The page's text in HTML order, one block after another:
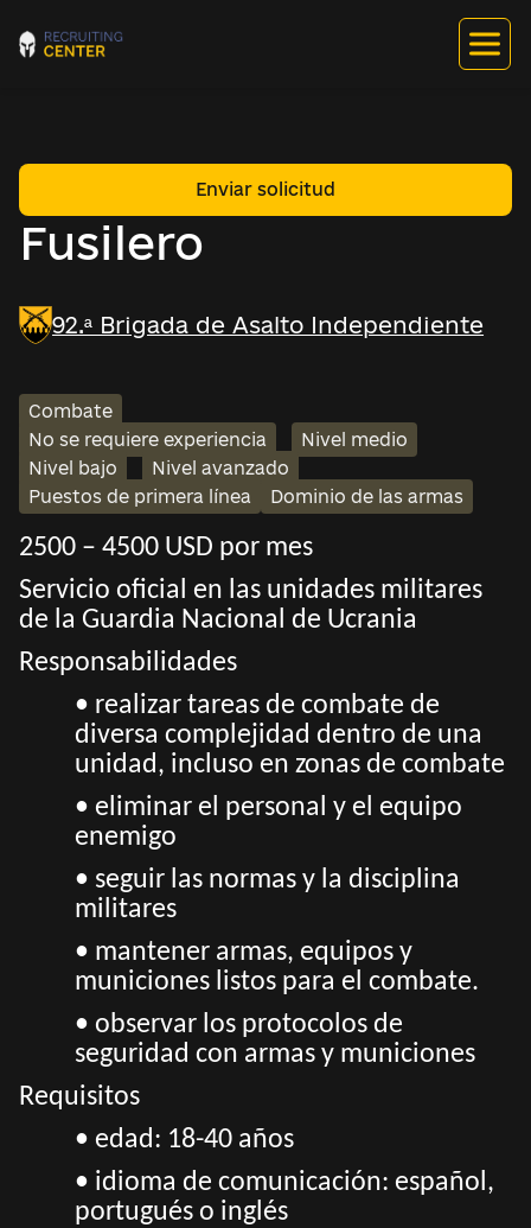
Fusilero
Enviar solicitud
92.ª Brigada de Asalto Independiente
Combate
No se requiere experiencia
Nivel medio
Nivel bajo
Nivel avanzado
Puestos de primera línea
Dominio de las armas
2500 – 4500 USD por mes
Servicio oficial en las unidades militares
de la Guardia Nacional de Ucrania
Responsabilidades
• realizar tareas de combate de
diversa complejidad dentro de una
unidad, incluso en zonas de combate
• eliminar el personal y el equipo
enemigo
• seguir las normas y la disciplina
militares
• mantener armas, equipos y
municiones listos para el combate.
• observar los protocolos de
seguridad con armas y municiones
Requisitos
• edad: 18-40 años
• idioma de comunicación: español,
portugués o inglés